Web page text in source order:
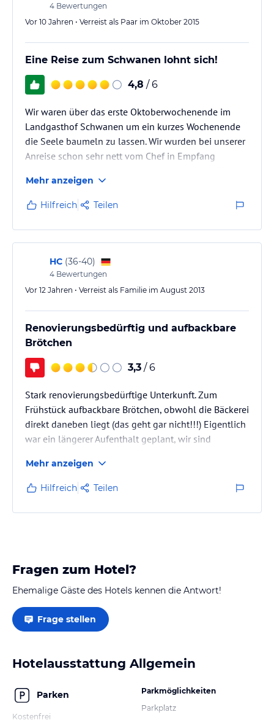
4 Bewertungen
Vor 10 Jahren • Verreist als Paar im Oktober 2015
Eine Reise zum Schwanen lohnt sich!
4,8 / 6
Wir waren über das erste Oktoberwochenende im
Landgasthof Schwanen um ein kurzes Wochenende
die Seele baumeln zu lassen. Wir wurden bei unserer
Anreise schon sehr nett vom Chef in Empfang
aussuchen und bekamen eins zum Stadtpark (sehr
ruhig!). Zum Gasthaus und den Zimmern muss man
sagen, dass es um 1750 erbaut wurde, dieser Charme
zieht sich durch das ganze Haus. Natürlich sind die
Zimmer nicht auf dem neusten Stand (Röhren
Fernseher). Nun kommen wir zum Restaurant…
Mehr anzeigen
Hilfreich Teilen
HC (36-40)
4 Bewertungen
Vor 12 Jahren • Verreist als Familie im August 2013
Renovierungsbedürftig und aufbackbare
Brötchen
3,3 / 6
Stark renovierungsbedürftige Unterkunft. Zum
Frühstück aufbackbare Brötchen, obwohl die Bäckerei
direkt daneben liegt (das geht gar nicht!!!) Eigentlich
war ein längerer Aufenthalt geplant, wir sind
man sich in diesem "Hotel" nicht erholen kann.
Mehr anzeigen
Hilfreich Teilen
Fragen zum Hotel?
Ehemalige Gäste des Hotels kennen die Antwort!
Frage stellen
Hotelausstattung Allgemein
Parken
Kostenfrei
Parkmöglichkeiten
Parkplatz